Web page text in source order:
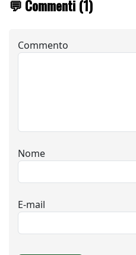
💬 Commenti (1)